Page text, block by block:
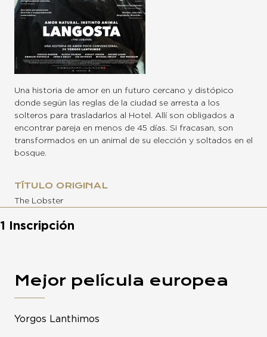
Una historia de amor en un futuro cercano y distópico
donde según las reglas de la ciudad se arresta a los
solteros para trasladarlos al Hotel. Allí son obligados a
encontrar pareja en menos de 45 días. Si fracasan, son
transformados en un animal de su elección y soltados en el
bosque.
TÍTULO ORIGINAL
The Lobster
1 Inscripción
Mejor película europea
Yorgos Lanthimos